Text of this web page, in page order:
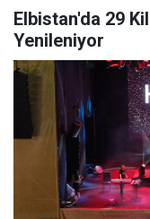
Elbistan'da 29
Yenileniyor